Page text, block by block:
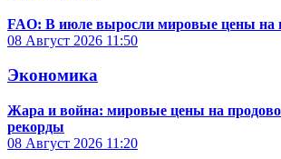
FAO: В июле выросли мировые цены на
08 Август 2026 11:50
Экономика
Жара и война: мировые цены на
рекорды
08 Август 2026 11:20